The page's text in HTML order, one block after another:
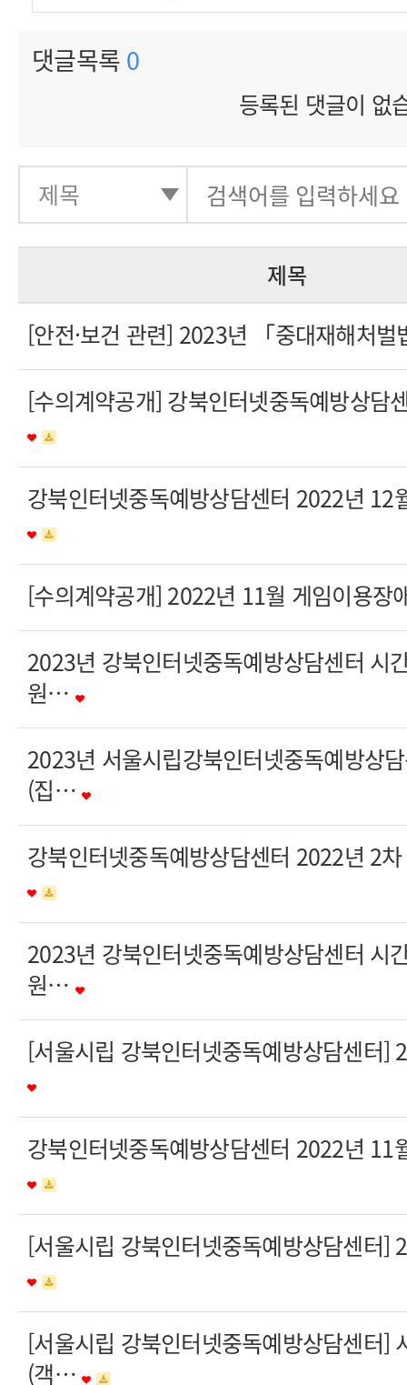
댓글목록 0
등록된 댓글이 없
제목
[안전·보건 관련] 2023년 「중대재해처
[수의계약공개] 강북인터넷중독예방상
강북인터넷중독예방상담센터 2022년
[수의계약공개] 2022년 11월 게임이용
2023년 강북인터넷중독예방상담센터 시
원…
2023년 서울시립강북인터넷중독예방상
(집…
강북인터넷중독예방상담센터 2022년 2
2023년 강북인터넷중독예방상담센터 시
원…
[서울시립 강북인터넷중독예방상담센터
강북인터넷중독예방상담센터 2022년
[서울시립 강북인터넷중독예방상담센터
[서울시립 강북인터넷중독예방상담센터]
(객…